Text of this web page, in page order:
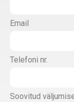
Email
Telefoni nr.
Soovitud